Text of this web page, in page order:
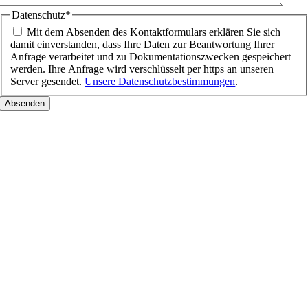
Datenschutz*
Mit dem Absenden des Kontaktformulars erklären Sie sich
damit einverstanden, dass Ihre Daten zur Beantwortung Ihrer
Anfrage verarbeitet und zu Dokumentationszwecken gespeichert
werden. Ihre Anfrage wird verschlüsselt per https an unseren
Server gesendet.Unsere Datenschutzbestimmungen.